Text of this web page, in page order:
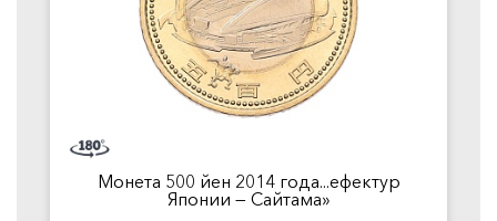
Монета 500 йен 2014 года...ефектур
Японии — Сайтама»